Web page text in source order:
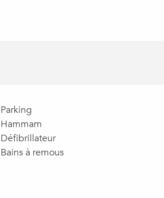
Parking
Hammam
Défibrillateur
Bains à remous